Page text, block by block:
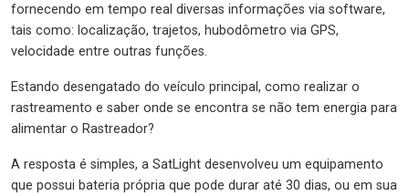
fornecendo em tempo real diversas informações via software,
tais como: localização, trajetos, hubodômetro via GPS,
velocidade entre outras funções.
Estando desengatado do veículo principal, como realizar o
rastreamento e saber onde se encontra se não tem energia para
alimentar o Rastreador?
A resposta é simples, a SatLight desenvolveu um equipamento
que possui bateria própria que pode durar até 30 dias, ou em sua